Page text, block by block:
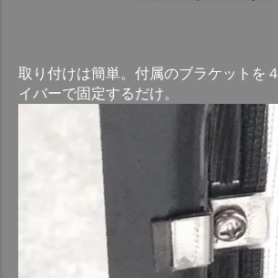
取り付けは簡単。付属のブラケットを
イバーで固定するだけ。